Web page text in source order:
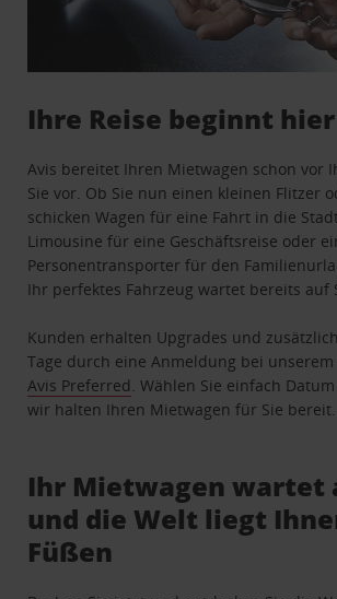
Ihre Reise beginnt hier
Avis bereitet Ihren Mietwagen schon vor
Sie vor. Ob Sie nun einen kleinen Flitzer
schicken Wagen für eine Fahrt in die
Limousine für eine Geschäftsreise oder
Personentransporter für den
Ihr perfektes Fahrzeug wartet bereits auf
Kunden erhalten Upgrades und
Tage durch eine Anmeldung bei
Avis Preferred . Wählen Sie einfach
wir halten Ihren Mietwagen für Sie bereit.
Ihr Mietwagen wartet
und die Welt liegt
Füßen